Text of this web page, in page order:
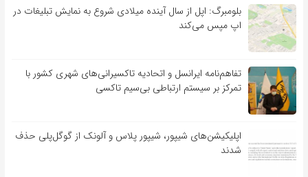
بلومبرگ: اپل از سال آینده میلادی شروع به نمایش تبلیغات در
اپ مپس می‌کند
تفاهم‌نامه‌ ایرانسل و اتحادیه تاکسیرانی‌های شهری کشور با
تمرکز بر سیستم ارتباطی بی‌سیم تاکسی
اپلیکیشن‌های شیپور، شیپور پلاس و آلونک از گوگل‌پلی حذف
شدند